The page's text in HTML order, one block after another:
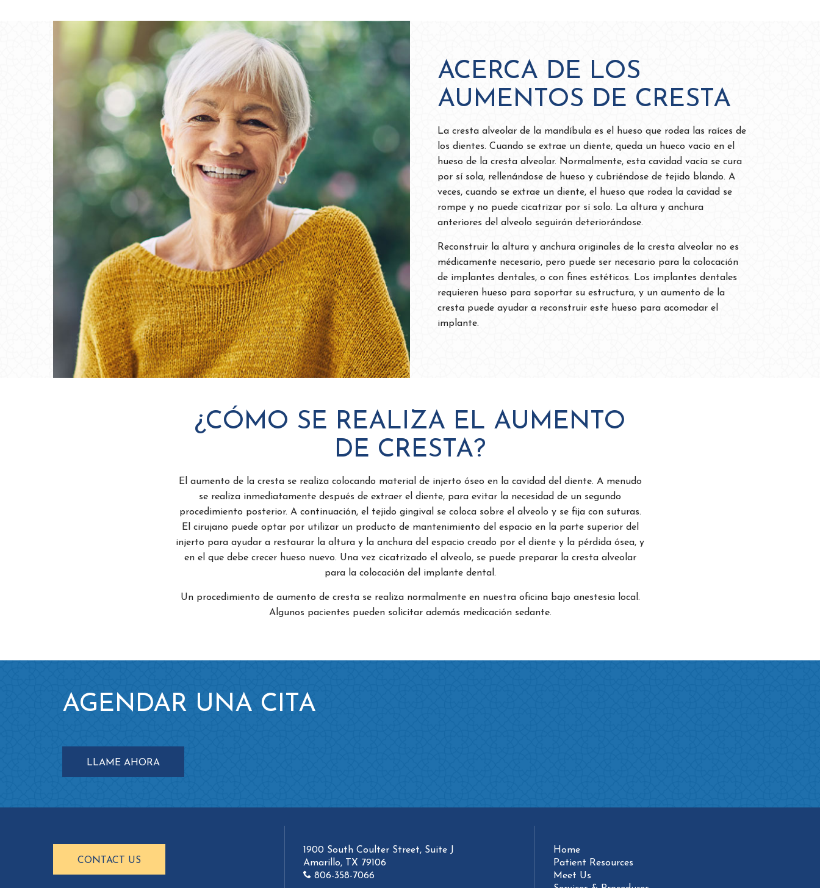
ACERCA DE LOS
AUMENTOS DE CRESTA
La cresta alveolar de la mandíbula es el hueso que rodea las raíces de
los dientes. Cuando se extrae un diente, queda un hueco vacío en el
hueso de la cresta alveolar. Normalmente, esta cavidad vacía se cura
por sí sola, rellenándose de hueso y cubriéndose de tejido blando. A
veces, cuando se extrae un diente, el hueso que rodea la cavidad se
rompe y no puede cicatrizar por sí solo. La altura y anchura
anteriores del alveolo seguirán deteriorándose.
Reconstruir la altura y anchura originales de la cresta alveolar no es
médicamente necesario, pero puede ser necesario para la colocación
de implantes dentales, o con fines estéticos. Los implantes dentales
requieren hueso para soportar su estructura, y un aumento de la
cresta puede ayudar a reconstruir este hueso para acomodar el
implante.
¿CÓMO SE REALIZA EL AUMENTO
DE CRESTA?
El aumento de la cresta se realiza colocando material de injerto óseo en la cavidad del diente. A menudo
se realiza inmediatamente después de extraer el diente, para evitar la necesidad de un segundo
procedimiento posterior. A continuación, el tejido gingival se coloca sobre el alveolo y se fija con suturas.
El cirujano puede optar por utilizar un producto de mantenimiento del espacio en la parte superior del
injerto para ayudar a restaurar la altura y la anchura del espacio creado por el diente y la pérdida ósea, y
en el que debe crecer hueso nuevo. Una vez cicatrizado el alveolo, se puede preparar la cresta alveolar
para la colocación del implante dental.
Un procedimiento de aumento de cresta se realiza normalmente en nuestra oficina bajo anestesia local.
Algunos pacientes pueden solicitar además medicación sedante.
AGENDAR UNA CITA
LLAME AHORA
CONTACT US
1900 South Coulter Street, Suite J
Amarillo, TX 79106
806-358-7066
Home
Patient Resources
Meet Us